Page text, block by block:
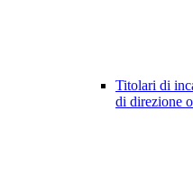
Titolari di
di direzione